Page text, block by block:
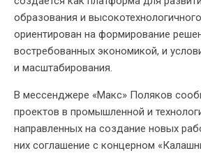
образования и
ориентирован на формирование
востребованных экономикой, и
и масштабирования.
В мессенджере «Макс» Поляков
проектов в промышленной и
направленных на создание новых
них соглашение с концерном